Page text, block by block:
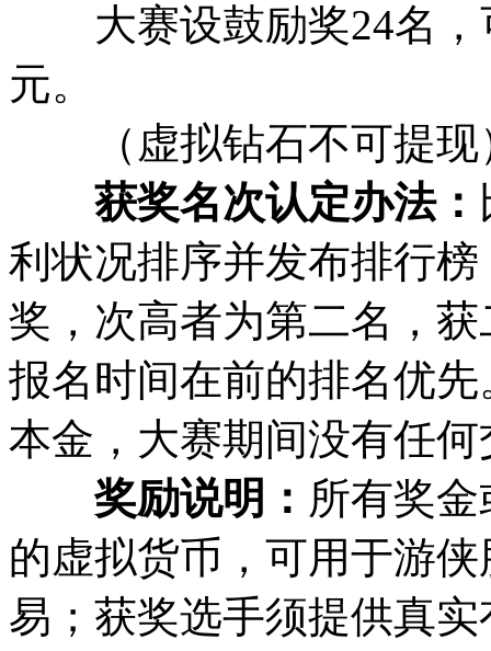
大赛设鼓励奖24名，
元。
（虚拟钻石不可提现
获奖名次认定办法：
利状况排序并发布排行
奖，次高者为第二名，
报名时间在前的排名优
本金，大赛期间没有任
奖励说明： 所有奖
的虚拟货币，可用于游
易；获奖选手须提供真